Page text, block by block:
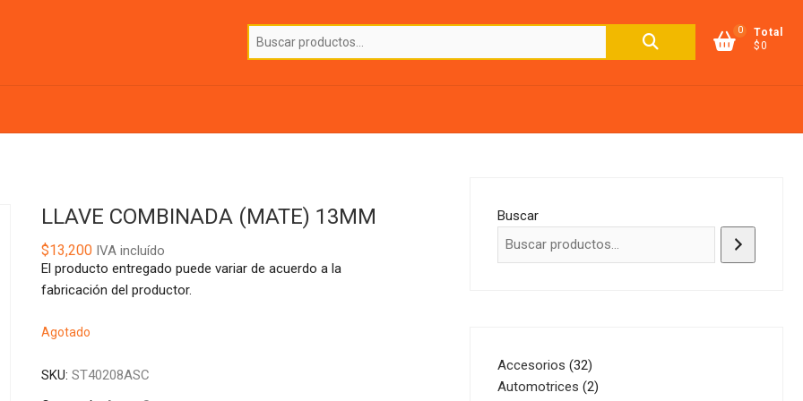
Buscar
0
Total
$0
LLAVE COMBINADA (MATE) 13MM
$13,200 IVA incluído
El producto entregado puede variar de acuerdo a la
fabricación del productor.
Agotado
SKU: ST40208ASC
Buscar
Accesorios 3232
productos
Automotrices 22